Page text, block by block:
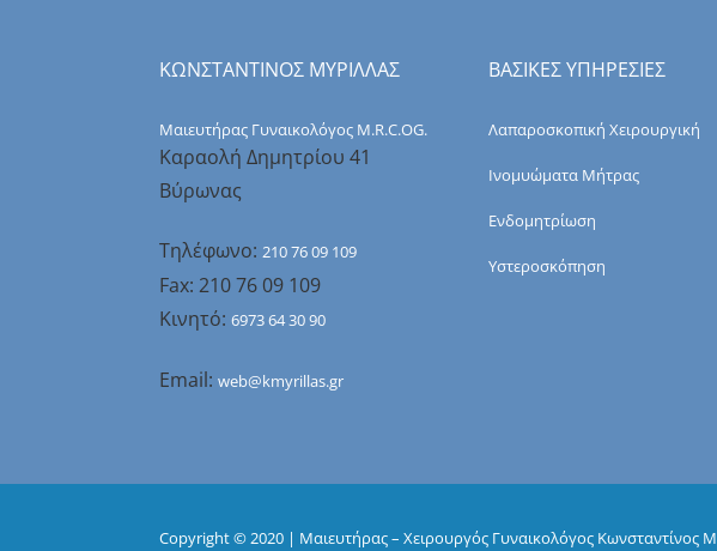
ΚΩΝΣΤΑΝΤΙΝΟΣ ΜΥΡΙΛΛΑΣ
Μαιευτήρας Γυναικολόγος M.R.C.OG.
Καραολή Δημητρίου 41
Βύρωνας
Τηλέφωνο: 210 76 09 109
Fax: 210 76 09 109
Κινητό: 6973 64 30 90
Email: web@kmyrillas.gr
ΒΑΣΙΚΕΣ ΥΠΗΡΕΣΙΕΣ
Λαπαροσκοπική Χειρουργική
Ινομυώματα Μήτρας
Ενδομητρίωση
Υστεροσκόπηση
Copyright © 2020 | Μαιευτήρας – Χειρουργός Γυναικολόγος Κωνσταντίνος